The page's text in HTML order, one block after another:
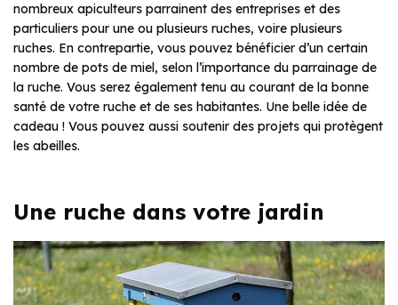
nombreux apiculteurs parrainent des entreprises et des
particuliers pour une ou plusieurs ruches, voire plusieurs
ruches. En contrepartie, vous pouvez bénéficier d’un certain
nombre de pots de miel, selon l’importance du parrainage de
la ruche. Vous serez également tenu au courant de la bonne
santé de votre ruche et de ses habitantes. Une belle idée de
cadeau ! Vous pouvez aussi soutenir des projets qui protègent
les abeilles.
Une ruche dans votre jardin